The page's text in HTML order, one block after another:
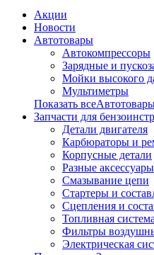
Акции
Новости
Автотовары
Автокомпрессоры
Зарядные и
Мойки высокого
Мультиметры
Показать
Запчасти для
Детали двигателя
Карбюраторы и
Корпусные детали
Разные аксессуары
Смазывание цепи
Стартеры и
Сцепления и
Топливная система
Фильтры
Электрическая